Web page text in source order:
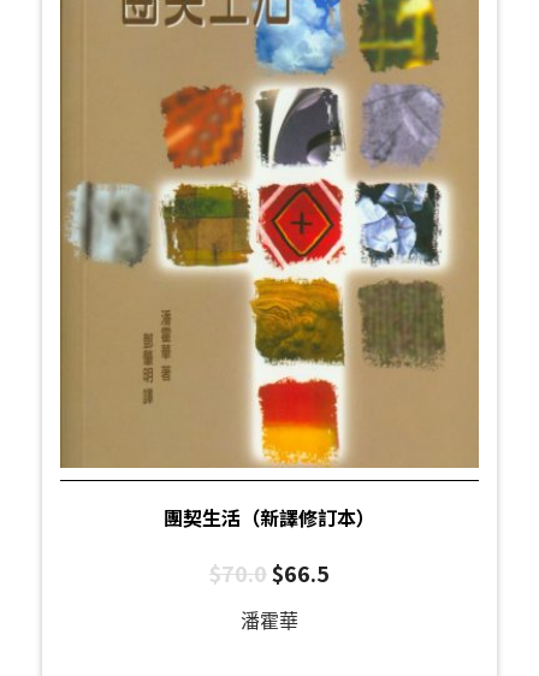
團契生活（新譯修訂本）
$70.0$66.5
潘霍華